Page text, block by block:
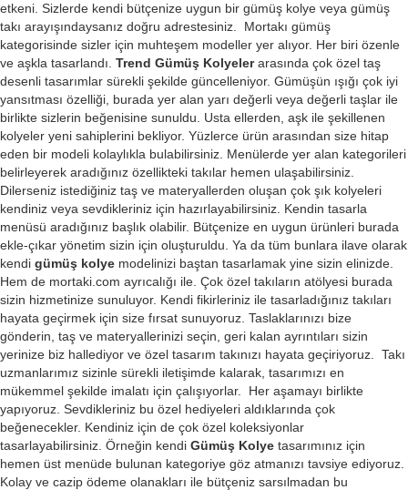
etkeni. Sizlerde kendi bütçenize uygun bir gümüş kolye veya gümüş
takı arayışındaysanız doğru adrestesiniz. Mortakı gümüş
kategorisinde sizler için muhteşem modeller yer alıyor. Her biri özenle
ve aşkla tasarlandı. Trend Gümüş Kolyelerarasında çok özel taş
desenli tasarımlar sürekli şekilde güncelleniyor. Gümüşün ışığı çok iyi
yansıtması özelliği, burada yer alan yarı değerli veya değerli taşlar ile
birlikte sizlerin beğenisine sunuldu. Usta ellerden, aşk ile şekillenen
kolyeler yeni sahiplerini bekliyor. Yüzlerce ürün arasından size hitap
eden bir modeli kolaylıkla bulabilirsiniz. Menülerde yer alan kategorileri
belirleyerek aradığınız özellikteki takılar hemen ulaşabilirsiniz.
Dilerseniz istediğiniz taş ve materyallerden oluşan çok şık kolyeleri
kendiniz veya sevdikleriniz için hazırlayabilirsiniz. Kendin tasarla
menüsü aradığınız başlık olabilir. Bütçenize en uygun ürünleri burada
ekle-çıkar yönetim sizin için oluşturuldu. Ya da tüm bunlara ilave olarak
kendi gümüş kolye modelinizi baştan tasarlamak yine sizin elinizde.
Hem de mortaki.com ayrıcalığı ile. Çok özel takıların atölyesi burada
sizin hizmetinize sunuluyor. Kendi fikirleriniz ile tasarladığınız takıları
hayata geçirmek için size fırsat sunuyoruz. Taslaklarınızı bize
gönderin, taş ve materyallerinizi seçin, geri kalan ayrıntıları sizin
yerinize biz hallediyor ve özel tasarım takınızı hayata geçiriyoruz. Takı
uzmanlarımız sizinle sürekli iletişimde kalarak, tasarımızı en
mükemmel şekilde imalatı için çalışıyorlar. Her aşamayı birlikte
yapıyoruz. Sevdikleriniz bu özel hediyeleri aldıklarında çok
beğenecekler. Kendiniz için de çok özel koleksiyonlar
tasarlayabilirsiniz. Örneğin kendi Gümüş Kolye tasarımınız için
hemen üst menüde bulunan kategoriye göz atmanızı tavsiye ediyoruz.
Kolay ve cazip ödeme olanakları ile bütçeniz sarsılmadan bu